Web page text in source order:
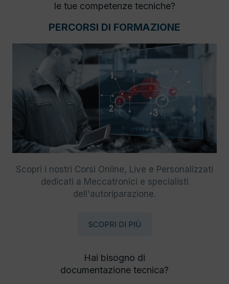
le tue competenze tecniche?
PERCORSI DI FORMAZIONE
Scopri i nostri Corsi Online, Live e Personalizzati
dedicati a Meccatronici e specialisti
dell'autoriparazione.
SCOPRI DI PIÙ
Hai bisogno di
documentazione tecnica?